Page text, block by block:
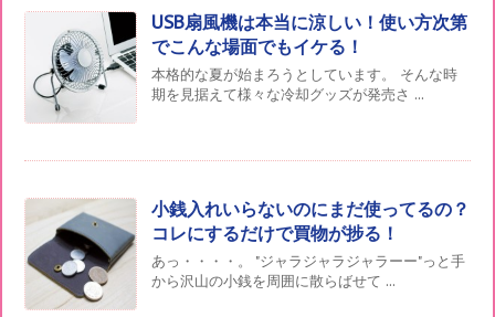
USB扇風機は本当に涼しい！使い方次第
でこんな場面でもイケる！
本格的な夏が始まろうとしています。 そんな時
期を見据えて様々な冷却グッズが発売さ ...
小銭入れいらないのにまだ使ってるの？
コレにするだけで買物が捗る！
あっ・・・・。 "ジャラジャラジャラーー"っと手
から沢山の小銭を周囲に散らばせて ...